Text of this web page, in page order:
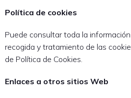
Política de cookies
Puede consultar toda la
recogida y tratamiento de las
de Política de Cookies.
Enlaces a otros sitios Web